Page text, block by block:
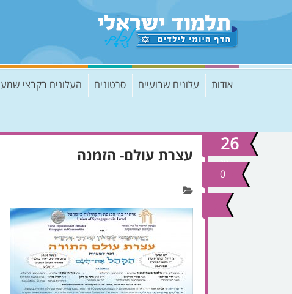
אודות עלונים שבועיים סרטונים העלונים בקבצי שמע
26
נוב
2020
0
עצרת עולם- הזמנה